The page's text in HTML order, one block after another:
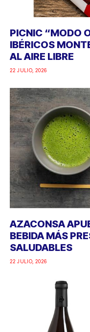
PICNIC “MODO
IBÉRICOS
AL AIRE LIBRE
22 JULIO, 2026
AZACONSA
BEBIDA MÁS
SALUDABLES
22 JULIO, 2026